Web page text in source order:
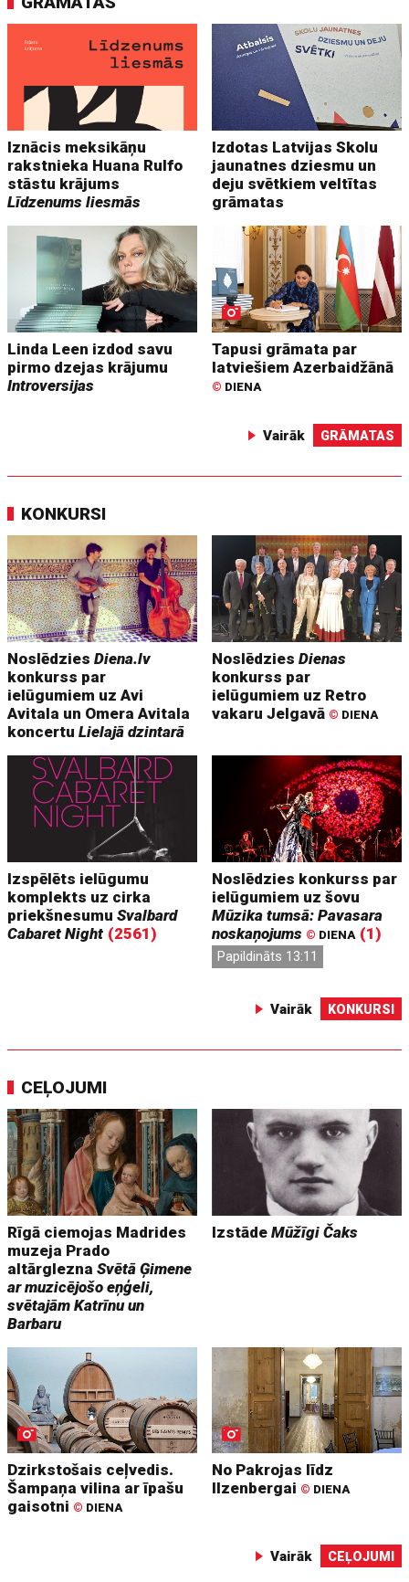
Iznācis meksikāņu
rakstnieka Huana Rulfo
stāstu krājums
Līdzenums liesmās
Izdotas Latvijas Skolu
jaunatnes dziesmu un
deju svētkiem veltītas
grāmatas
Linda Leen izdod savu
pirmo dzejas krājumu
Introversijas
Tapusi grāmata par
latviešiem Azerbaidžānā
© DIENA
Vairāk GRĀMATAS
KONKURSI
NoslēdziesDiena.lv
konkurss par
ielūgumiem uz Avi
Avitala un Omera Avitala
koncertuLielajā dzintarā
NoslēdziesDienas
konkurss par
ielūgumiem uz Retro
vakaru Jelgavā © DIENA
Izspēlēts ielūgumu
komplekts uz cirka
priekšnesumuSvalbard
Cabaret Night (2561)
Noslēdzies konkurss par
ielūgumiem uz šovu
Mūzika tumsā: Pavasara
noskaņojums © DIENA (1)
Papildināts 13:11
Vairāk KONKURSI
CEĻOJUMI
Rīgā ciemojas Madrides
muzeja Prado
altārgleznaSvētā Ģimene
ar muzicējošo eņģeli,
svētajām Katrīnu un
Barbaru
IzstādeMūžīgi Čaks
Dzirkstošais ceļvedis.
Šampaņa vilina ar īpašu
gaisotni © DIENA
No Pakrojas līdz
Ilzenbergai © DIENA
Vairāk CEĻOJUMI